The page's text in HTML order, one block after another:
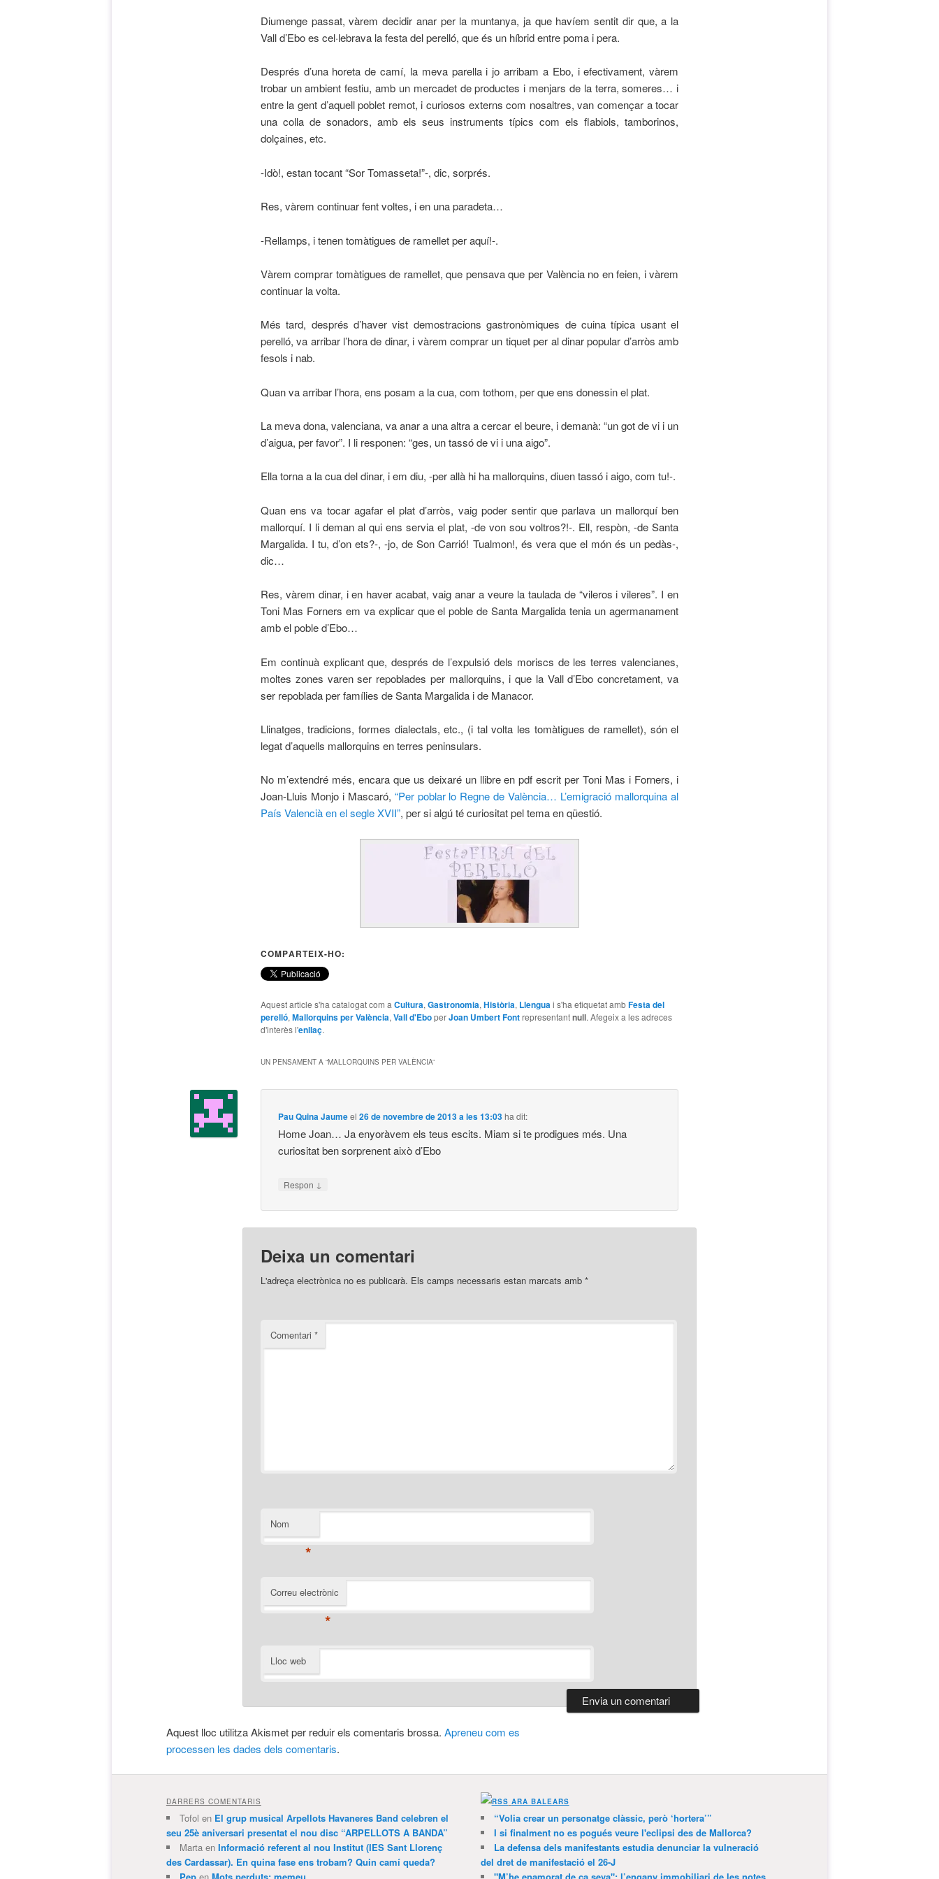
Diumenge passat, vàrem decidir anar per la muntanya, ja que havíem sentit dir que, a la
Vall d’Ebo es cel·lebrava la festa del perelló, que és un híbrid entre poma i pera.
Després d’una horeta de camí, la meva parella i jo arribam a Ebo, i efectivament, vàrem
trobar un ambient festiu, amb un mercadet de productes i menjars de la terra, someres… i
entre la gent d’aquell poblet remot, i curiosos externs com nosaltres, van començar a tocar
una colla de sonadors, amb els seus instruments típics com els flabiols, tamborinos,
dolçaines, etc.
-Idò!, estan tocant “Sor Tomasseta!”-, dic, sorprés.
Res, vàrem continuar fent voltes, i en una paradeta…
-Rellamps, i tenen tomàtigues de ramellet per aquí!-.
Vàrem comprar tomàtigues de ramellet, que pensava que per València no en feien, i vàrem
continuar la volta.
Més tard, després d’haver vist demostracions gastronòmiques de cuina típica usant el
perelló, va arribar l’hora de dinar, i vàrem comprar un tiquet per al dinar popular d’arròs amb
fesols i nab.
Quan va arribar l’hora, ens posam a la cua, com tothom, per que ens donessin el plat.
La meva dona, valenciana, va anar a una altra a cercar el beure, i demanà: “un got de vi i un
d’aigua, per favor”. I li responen: “ges, un tassó de vi i una aigo”.
Ella torna a la cua del dinar, i em diu, -per allà hi ha mallorquins, diuen tassó i aigo, com tu!-.
Quan ens va tocar agafar el plat d’arròs, vaig poder sentir que parlava un mallorquí ben
mallorquí. I li deman al qui ens servia el plat, -de von sou voltros?!-. Ell, respòn, -de Santa
Margalida. I tu, d’on ets?-, -jo, de Son Carrió! Tualmon!, és vera que el món és un pedàs-,
dic…
Res, vàrem dinar, i en haver acabat, vaig anar a veure la taulada de “vileros i vileres”. I en
Toni Mas Forners em va explicar que el poble de Santa Margalida tenia un agermanament
amb el poble d’Ebo…
Em continuà explicant que, després de l’expulsió dels moriscs de les terres valencianes,
moltes zones varen ser repoblades per mallorquins, i que la Vall d’Ebo concretament, va
ser repoblada per famílies de Santa Margalida i de Manacor.
Llinatges, tradicions, formes dialectals, etc., (i tal volta les tomàtigues de ramellet), són el
legat d’aquells mallorquins en terres peninsulars.
No m’extendré més, encara que us deixaré un llibre en pdf escrit per Toni Mas i Forners, i
Joan-Lluis Monjo i Mascaró, “Per poblar lo Regne de València… L’emigració mallorquina al
País Valencià en el segle XVII”, per si algú té curiositat pel tema en qüestió.
COMPARTEIX-HO:
Aquest article s'ha catalogat com a Cultura, Gastronomia, Història, Llenguai s'ha etiquetat ambFesta del
perelló, Mallorquins per València, Vall d'EboperJoan Umbert Fontrepresentantnull. Afegeix a les adreces
d'interès l'enllaç.
UN PENSAMENT A “MALLORQUINS PER VALÈNCIA”
Pau Quina Jaumeel26 de novembre de 2013 a les 13:03ha dit:
Home Joan… Ja enyoràvem els teus escits. Miam si te prodigues més. Una
curiositat ben sorprenent això d’Ebo
Respon ↓
Deixa un comentari
L'adreça electrònica no es publicarà. Els camps necessaris estan marcats amb *
Comentari *
Nom
*
Correu electrònic
*
Lloc web
Aquest lloc utilitza Akismet per reduir els comentaris brossa. Apreneu com es
processen les dades dels comentaris.
DARRERS COMENTARIS
Tofol en El grup musical Arpellots Havaneres Band celebren el
seu 25è aniversari presentat el nou disc “ARPELLOTS A BANDA”
Martaen Informació referent al nou Institut (IES Sant Llorenç
des Cardassar). En quina fase ens trobam? Quin camí queda?
ARA BALEARS
“Volia crear un personatge clàssic, però ‘hortera’”
I si finalment no es pogués veure l'eclipsi des de Mallorca?
La defensa dels manifestants estudia denunciar la vulneració
del dret de manifestació el 26-J